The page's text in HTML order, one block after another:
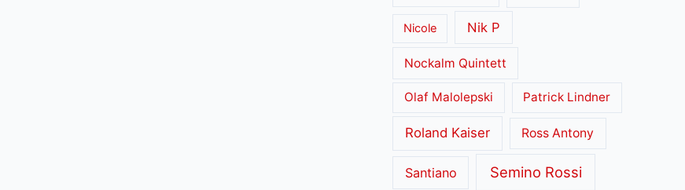
Nicole Nik P
Nockalm Quintett
Olaf Malolepski Patrick Lindner
Roland Kaiser Ross Antony
Santiano Semino Rossi